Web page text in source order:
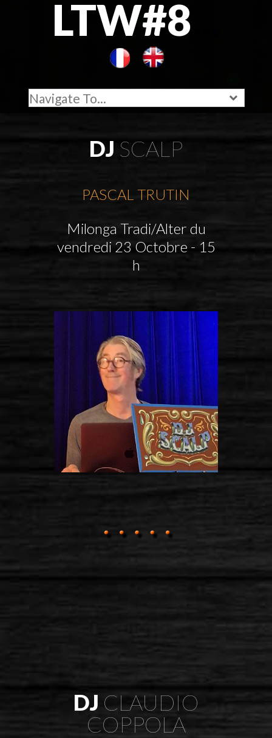
LTW#8
DJ SCALP
PASCAL TRUTIN
Milonga Tradi/Alter du
vendredi 23 Octobre - 15
h
DJ CLAUDIO
COPPOLA